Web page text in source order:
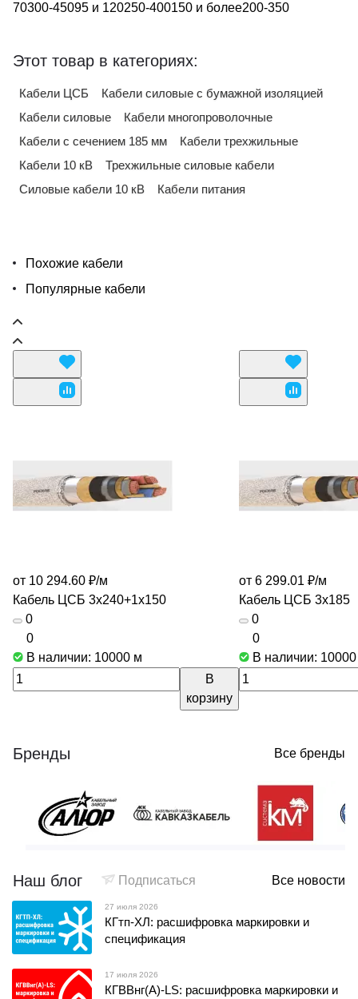
70300-45095 и 120250-400150 и более200-350
Этот товар в категориях:
Кабели ЦСБ
Кабели силовые с бумажной изоляцией
Кабели силовые
Кабели многопроволочные
Кабели с сечением 185 мм
Кабели трехжильные
Кабели 10 кВ
Трехжильные силовые кабели
Силовые кабели 10 кВ
Кабели питания
Похожие кабели
Популярные кабели
от 10 294.60 ₽/м
Кабель ЦСБ 3х240+1х150
0
0
В наличии: 10000 м
В
корзину
от 6 299.01 ₽/м
Кабель ЦСБ 3х185
0
0
В наличии:
Бренды Все бренды
Наш блог Подписаться Все новости
27 июля 2026
КГтп-ХЛ: расшифровка маркировки и
спецификация
17 июля 2026
КГВВнг(А)-LS: расшифровка маркировки и